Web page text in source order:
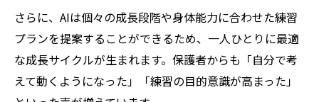
体操教室のAI導入によるスキルアップ事例
を紹介
AIを取り入れた体操教室で自信と成長を手に入
れよう
さらに、AIは個々の成長段階や身体能力に合わせた練習
プランを提案することができるため、一人ひとりに最適
な成長サイクルが生まれます。保護者からも「自分で考
えて動くようになった」「練習の目的意識が高まった」